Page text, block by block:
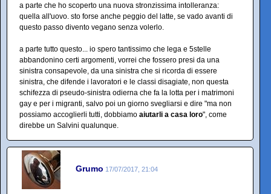
a parte che ho scoperto una nuova stronzissima intolleranza:
quella all'uovo. sto forse anche peggio del latte, se vado avanti di
questo passo divento vegano senza volerlo.
a parte tutto questo... io spero tantissimo che lega e 5stelle
abbandonino certi argomenti, vorrei che fossero presi da una
sinistra consapevole, da una sinistra che si ricorda di essere
sinistra, che difende i lavoratori e le classi disagiate, non questa
schifezza di pseudo-sinistra odierna che fa la lotta per i matrimoni
gay e per i migranti, salvo poi un giorno svegliarsi e dire "ma non
possiamo accoglierli tutti, dobbiamo aiutarli a casa loro", come
direbbe un Salvini qualunque.
Grumo 17/07/2017, 21:04